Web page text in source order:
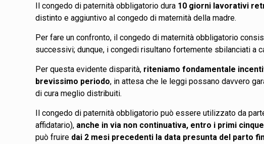
Il congedo di paternità obbligatorio dura 10 giorni lavorativi
distinto e aggiuntivo al congedo di maternità della madre.
Per fare un confronto, il congedo di maternità obbligatorio
successivi; dunque, i congedi risultano fortemente sbilanciati a
Per questa evidente disparità, riteniamo fondamentale
brevissimo periodo, in attesa che le leggi possano davvero
di cura meglio distribuiti.
Il congedo di paternità obbligatorio può essere utilizzato da
affidatario), anche in via non continuativa, entro i primi
può fruire dai 2 mesi precedenti la data presunta del parto